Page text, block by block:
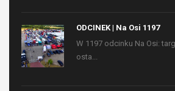
ODCINEK | Na Osi 1197
W 1197 odcinku Na Osi:
osta...